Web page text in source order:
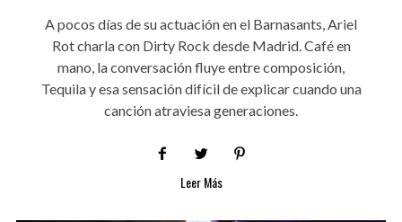
A pocos días de su actuación en el Barnasants, Ariel
Rot charla con Dirty Rock desde Madrid. Café en
mano, la conversación fluye entre composición,
Tequila y esa sensación difícil de explicar cuando una
canción atraviesa generaciones.
Leer Más